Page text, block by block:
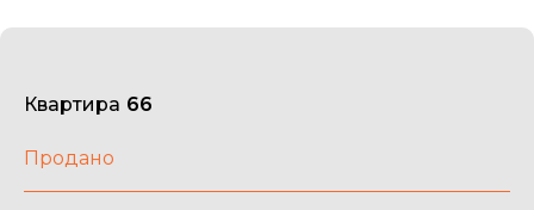
Квартира 66
Продано